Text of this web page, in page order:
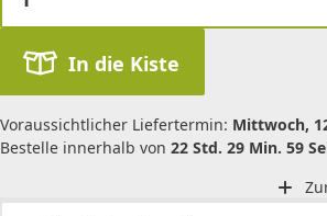
In die Kiste
Voraussichtlicher Liefertermin: Mittwoch,
Bestelle innerhalb von 22 Std. 29 Min. 59